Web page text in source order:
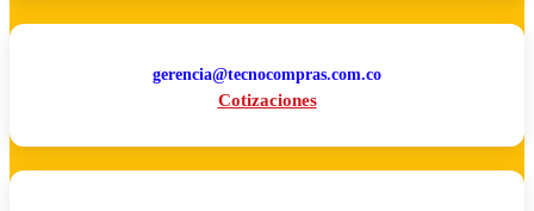
gerencia@tecnocompras.com.co
Cotizaciones